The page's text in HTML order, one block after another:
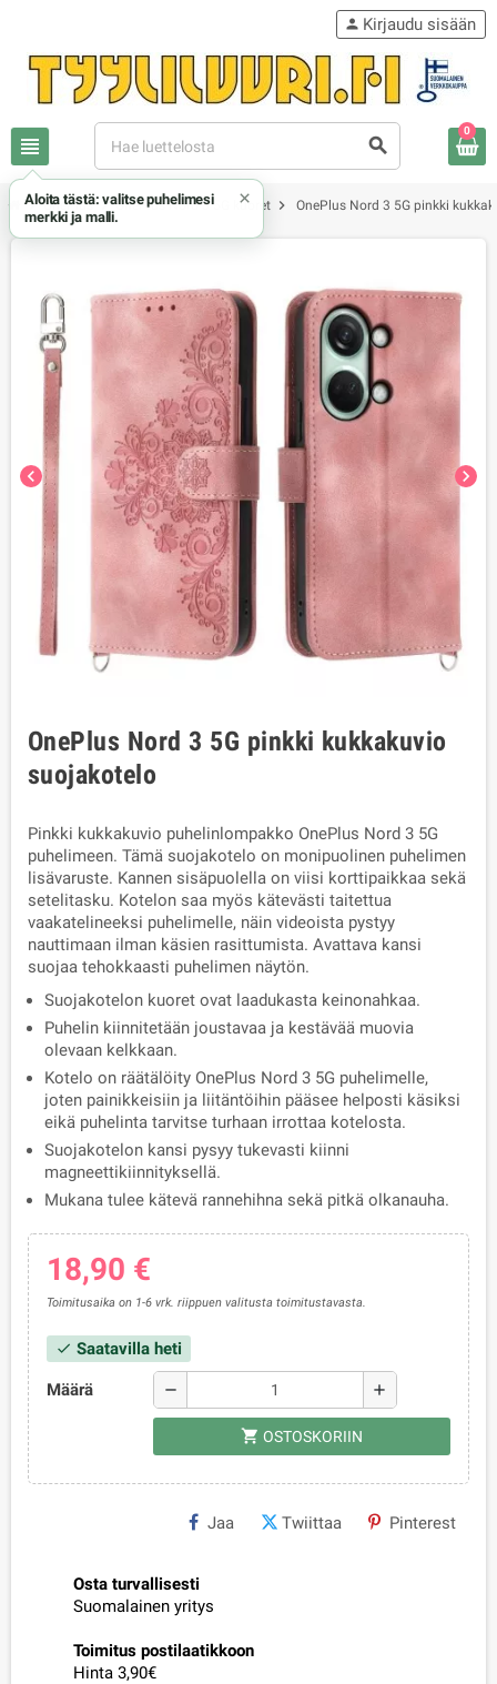
view_headline search
person Kirjaudu sisään
0
chevron_rightOnePlus chevron_rightOnePlus Nord 3 5G kuoret chevron_right OnePlus Nord 3 5G pinkki
chevron_left chevron_right
OnePlus Nord 3 5G pinkki kukkakuvio
suojakotelo
Pinkki kukkakuvio puhelinlompakko OnePlus Nord 3 5G
puhelimeen. Tämä suojakotelo on monipuolinen puhelimen
lisävaruste. Kannen sisäpuolella on viisi korttipaikkaa sekä
setelitasku. Kotelon saa myös kätevästi taitettua
vaakatelineeksi puhelimelle, näin videoista pystyy
nauttimaan ilman käsien rasittumista. Avattava kansi
suojaa tehokkaasti puhelimen näytön.
Suojakotelon kuoret ovat laadukasta keinonahkaa.
Puhelin kiinnitetään joustavaa ja kestävää muovia
olevaan kelkkaan.
Kotelo on räätälöity OnePlus Nord 3 5G puhelimelle,
joten painikkeisiin ja liitäntöihin pääsee helposti käsiksi
eikä puhelinta tarvitse turhaan irrottaa kotelosta.
Suojakotelon kansi pysyy tukevasti kiinni
magneettikiinnityksellä.
Mukana tulee kätevä rannehihna sekä pitkä olkanauha.
18,90 €
Toimitusaika on 1-6 vrk. riippuen valitusta toimitustavasta.
check Saatavilla heti
Määrä remove add
shopping_cart OSTOSKORIIN
Jaa Twiittaa Pinterest
Osta turvallisesti
Suomalainen yritys
Toimitus postilaatikkoon
Hinta 3,90€
Aloita tästä: valitse puhelimesi
merkki ja malli.
×